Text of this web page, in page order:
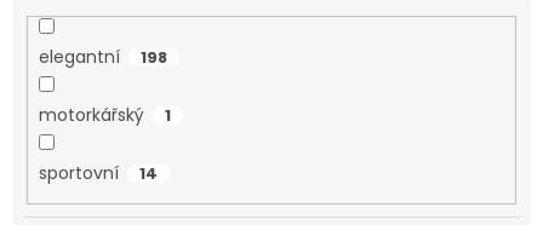
elegantní 198
motorkářský 1
sportovní 14